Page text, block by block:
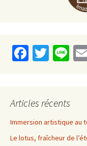
Fa
o
o
k
T
er
Li
Articles récents
Immersion artistique au
Le lotus, fraîcheur de